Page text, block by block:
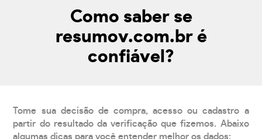
Como saber se
resumov.com.br é
confiável?
Tome sua decisão de compra, acesso ou cadastro a
partir do resultado da verificação que fizemos. Abaixo
algumas dicas para você entender melhor os dados: